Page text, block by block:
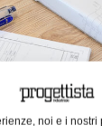
noi e i nostri
di